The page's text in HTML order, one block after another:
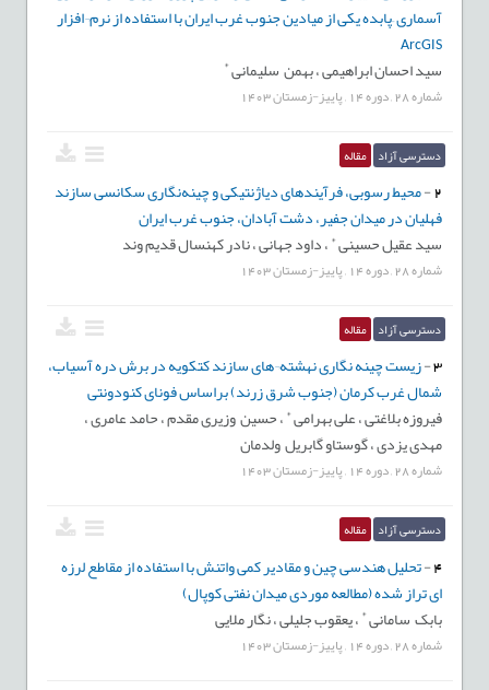
آسماری –پابده یکی از میادین جنوب غرب ایران با استفاده از نرم¬افزار
ArcGIS
سید احسان ابراهیمی ،بهمن سلیمانی
شماره28
,دوره14 پاییز-زمستان1403
دسترسی آزاد مقاله
2
-محیط رسوبی، فرآیندهای دیاژنتیکی و چینه‌نگاری سکانسی سازند
فهلیان در میدان جفیر، دشت آبادان، جنوب غرب ايران
سید عقیل حسینی ،داود جهانی ،نادر کهنسال قدیم وند
شماره28
,دوره14 پاییز-زمستان1403
دسترسی آزاد مقاله
3
-زیست چینه نگاری نهشته¬های سازند کتکویه در برش دره آسیاب،
شمال غرب کرمان (جنوب شرق زرند) براساس فونای کنودونتی
فیروزه بلاغتی ،علی بهرامی ،حسین وزیری مقدم ،حامد عامری ،
مهدی یزدی ،گوستاو گابریل ولدمان
شماره28
,دوره14 پاییز-زمستان1403
دسترسی آزاد مقاله
4
-تحلیل هندسی چین و مقادیر کمی واتنش با استفاده از مقاطع لرزه
ای تراز شده (مطالعه موردی میدان نفتی کوپال)
بابک سامانی ،یعقوب جلیلی ،نگار ملایی
شماره28
,دوره14 پاییز-زمستان1403